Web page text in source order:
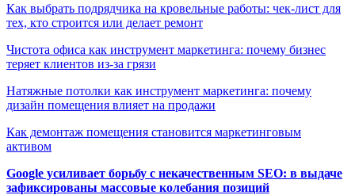
Как выбрать подрядчика на кровельные работы: чек-лист для
тех, кто строится или делает ремонт
Чистота офиса как инструмент маркетинга: почему бизнес
теряет клиентов из-за грязи
Натяжные потолки как инструмент маркетинга: почему
дизайн помещения влияет на продажи
Как демонтаж помещения становится маркетинговым
активом
Google усиливает борьбу с некачественным SEO: в выдаче
зафиксированы массовые колебания позиций